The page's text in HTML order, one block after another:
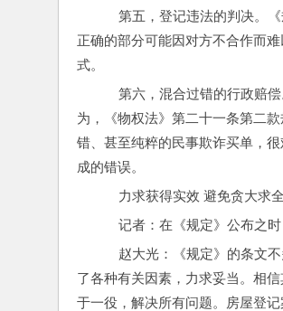
第五，登记违法的判决。《
正确的部分可能因对方不合作而
式。
第六，混合过错的行政赔偿
为，《物权法》第二十一条第二
错、甚至纯粹的民事欺诈买单，
成的错误。
力求获得实效 避免贪大求全
记者：在《规定》公布之时
赵大光：《规定》的条文不
了各种有关因素，力求妥当。相
于一役，解决所有问题。房屋登